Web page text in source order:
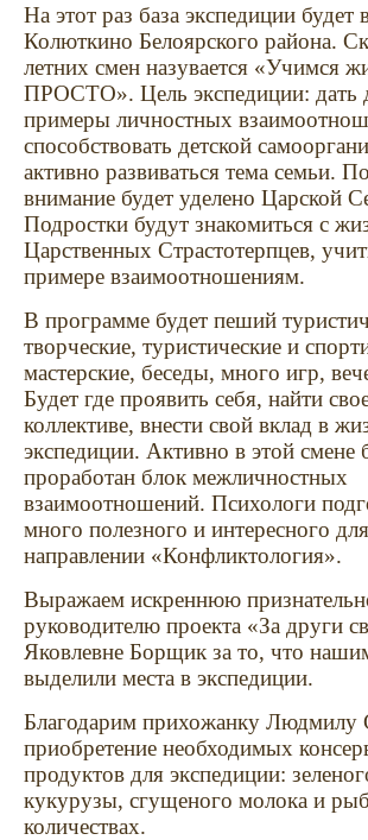
На этот раз база экспедиции будет
Колюткино Белоярского района.
летних смен назувается «Учимся
ПРОСТО». Цель экспедиции: дать
примеры личностных
способствовать детской
активно развиваться тема семьи.
внимание будет уделено Царской
Подростки будут знакомиться с
Царственных Страстотерпцев,
примере взаимоотношениям.
В программе будет пеший
творческие, туристические и
мастерские, беседы, много игр,
Будет где проявить себя, найти
коллективе, внести свой вклад в
экспедиции. Активно в этой смене
проработан блок межличностных
взаимоотношений. Психологи
много полезного и интересного
направлении «Конфликтология».
Выражаем искреннюю
руководителю проекта «За други
Яковлевне Борщик за то, что
выделили места в экспедиции.
Благодарим прихожанку Людмилу
приобретение необходимых
продуктов для экспедиции:
кукурузы, сгущеного молока и
количествах.